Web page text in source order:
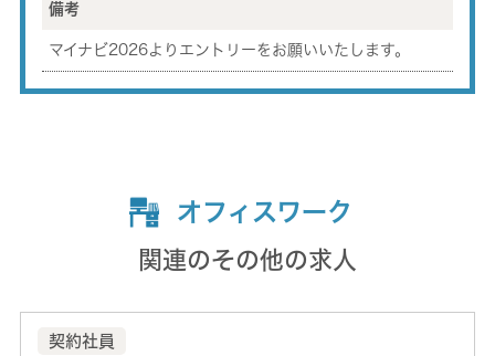
備考
マイナビ2026よりエントリーをお願いいたします。
オフィスワーク
関連のその他の求人
契約社員